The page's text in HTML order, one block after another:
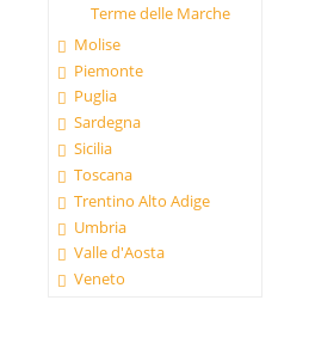
Terme delle Marche
Molise
Piemonte
Puglia
Sardegna
Sicilia
Toscana
Trentino Alto Adige
Umbria
Valle d'Aosta
Veneto